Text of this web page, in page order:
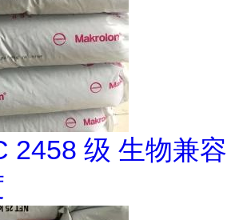
2458 级 生物兼容